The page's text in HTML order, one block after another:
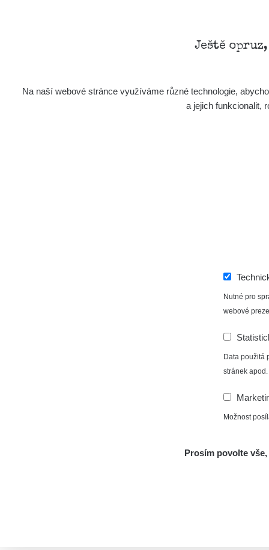
Ještě
Na naší webové stránce využíváme různé technologie,
a jejich funkcionalit,
Nutné pro
webové
Data použitá
stránek apod.
Možnost
Prosím povolte